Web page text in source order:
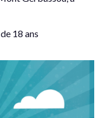
18 ans